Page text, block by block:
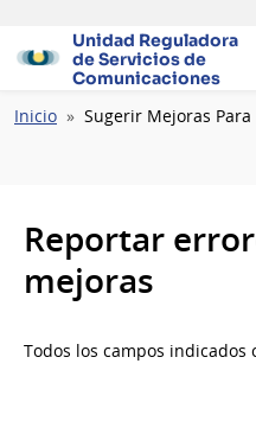
Unidad Reguladora
de Servicios de
Comunicaciones
Ruta
Inicio Sugerir Mejoras Para
Reportar
mejoras
Todos los campos